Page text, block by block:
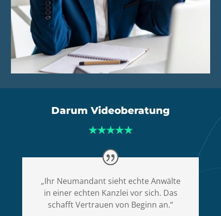
Darum Videoberatung
★★★★★
„Ihr Neumandant sieht echte Anwälte
in einer echten Kanzlei vor sich. Das
schafft Vertrauen von Beginn an.“